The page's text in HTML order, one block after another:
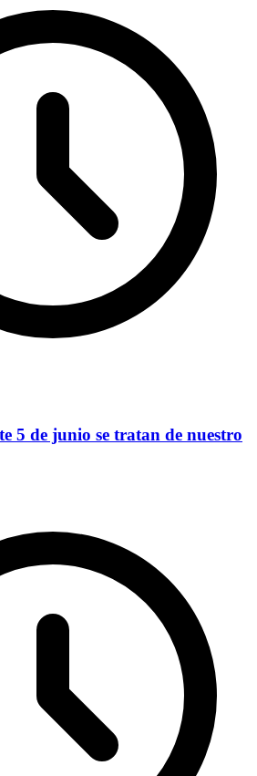
5 de junio se tratan de nuestro